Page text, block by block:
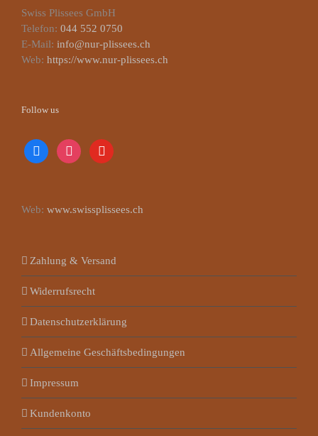
Swiss Plissees GmbH
Telefon: 044 552 0750
E-Mail: info@nur-plissees.ch
Web: https://www.nur-plissees.ch
Follow us
facebookinstagramyoutube
Web: www.swissplissees.ch
Zahlung & Versand
Widerrufsrecht
Datenschutzerklärung
Allgemeine Geschäftsbedingungen
Impressum
Kundenkonto